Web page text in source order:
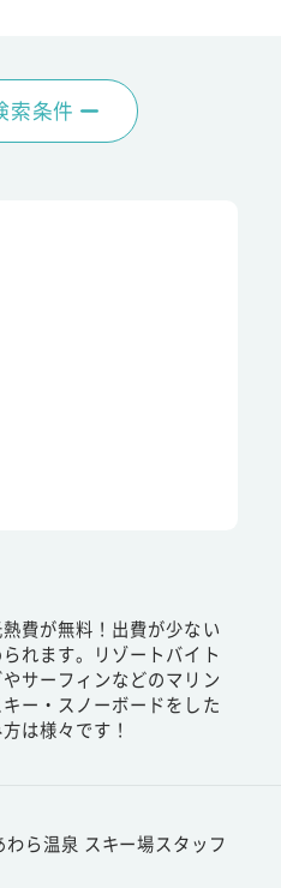
索条件
費が無料！出費が少ない
れます。リゾートバイト
サーフィンなどのマリン
ー・スノーボードをした
は様々です！
わら温泉 スキー場スタッフ